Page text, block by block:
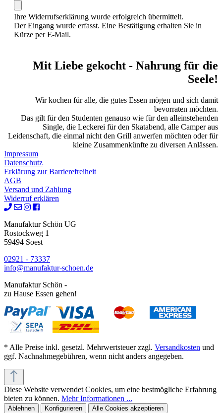
Ihre Widerrufserklärung wurde erfolgreich übermittelt.
Der Eingang wurde erfasst. Eine Bestätigung erhalten Sie in
Kürze per E-Mail.
Mit Liebe gekocht - Nahrung für die
Seele!
Wir kochen für alle, die gutes Essen mögen und sich damit
bevorraten möchten.
Das gilt für den Studenten genauso wie für den alleinstehenden
Single, die Leckerei für den Skatabend, alle Camper aus
Leidenschaft, die einmal nicht den Grill anwerfen möchten oder für
kleine Zusammenkünfte zu diversen Anlässen.
Impressum
Datenschutz
Erklärung zur Barrierefreiheit
AGB
Versand und Zahlung
Widerruf erklären
Manufaktur Schön UG
Rostockweg 1
59494 Soest
02921 - 73337
info@manufaktur-schoen.de
Manufaktur Schön -
zu Hause Essen gehen!
* Alle Preise inkl. gesetzl. Mehrwertsteuer zzgl. Versandkosten und
ggf. Nachnahmegebühren, wenn nicht anders angegeben.
Diese Website verwendet Cookies, um eine bestmögliche Erfahrung
bieten zu können. Mehr Informationen ...
Ablehnen Konfigurieren Alle Cookies akzeptieren